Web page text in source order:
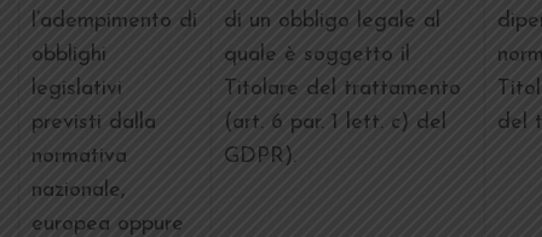
l’adempimento di
obblighi
legislativi
previsti dalla
normativa
nazionale,
europea oppure
di un obbligo legale al
quale è soggetto il
Titolare del trattamento
(art. 6 par. 1 lett. c) del
GDPR).
del